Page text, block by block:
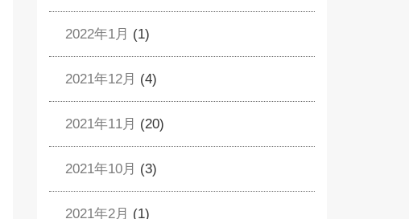
2022年1月 (1)
2021年12月 (4)
2021年11月 (20)
2021年10月 (3)
2021年2月 (1)